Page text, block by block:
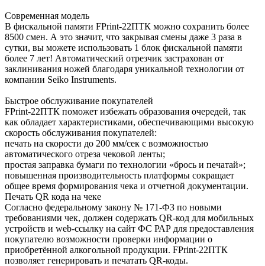
Современная модель
В фискальной памяти FPrint-22ПТК можно сохранить более
8500 смен. А это значит, что закрывая смены даже 3 раза в
сутки, вы можете использовать 1 блок фискальной памяти
более 7 лет! Автоматический отрезчик застрахован от
заклинивания ножей благодаря уникальной технологии от
компании Seiko Instruments.
Быстрое обслуживание покупателей
FPrint-22ПТК поможет избежать образования очередей, так
как обладает характеристиками, обеспечивающими высокую
скорость обслуживания покупателей:
печать на скорости до 200 мм/сек с возможностью
автоматического отреза чековой ленты;
простая заправка бумаги по технологии «брось и печатай»;
повышенная производительность платформы сокращает
общее время формирования чека и отчетной документации.
Печать QR кода на чеке
Согласно федеральному закону № 171-ФЗ по новыми
требованиями чек, должен содержать QR-код для мобильных
устройств и web-ссылку на сайт ФС РАР для предоставления
покупателю возможности проверки информации о
приобретённой алкогольной продукции. FPrint-22ПТК
позволяет генерировать и печатать QR-коды.